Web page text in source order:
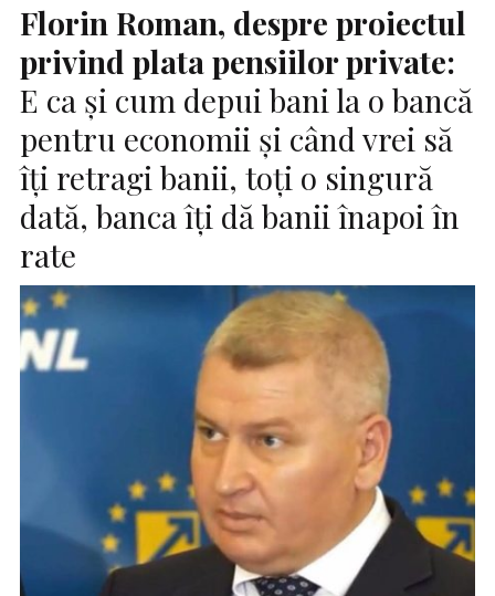
Florin Roman, despre proiectul
privind plata pensiilor private:
E ca și cum depui bani la o bancă
pentru economii și când vrei să
îți retragi banii, toți o singură
dată, banca îți dă banii înapoi în
rate